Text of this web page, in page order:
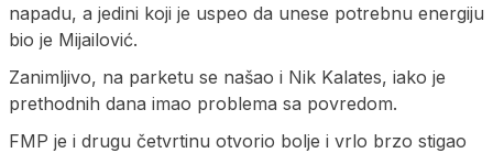
napadu, a jedini koji je uspeo da unese potrebnu energiju
bio je Mijailović.
Zanimljivo, na parketu se našao i Nik Kalates, iako je
prethodnih dana imao problema sa povredom.
FMP je i drugu četvrtinu otvorio bolje i vrlo brzo stigao